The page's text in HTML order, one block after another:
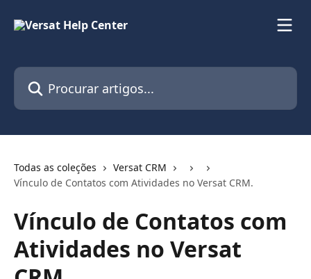
Procurar artigos...
Todas as coleções
Versat CRM
Vínculo de Contatos com Atividades no Versat CRM.
Vínculo de Contatos com
Atividades no Versat